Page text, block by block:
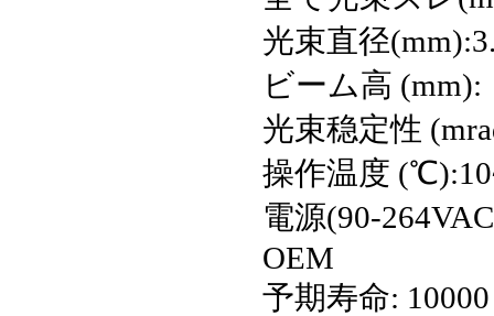
光束直径
ビーム高 (mm):
光束稳定性
操作温度
電源(90-
OEM
予期寿命: 10000